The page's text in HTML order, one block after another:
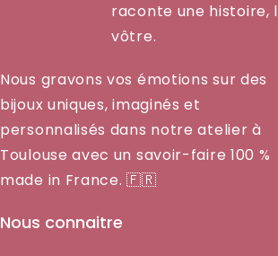
raconte une histoire,
vôtre.
Nous gravons vos émotions sur des
bijoux uniques, imaginés et
personnalisés dans notre atelier à
Toulouse avec un savoir-faire 100 %
made in France. 🇫🇷
Nous connaitre